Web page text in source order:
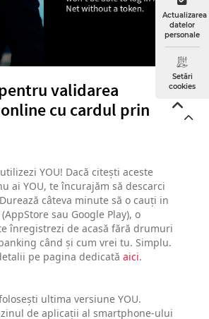
Actualizarea
datelor
personale
Setări
cookies
validarea
cu cardul prin
YOU! Dacă citești aceste
ai YOU, te încurajăm să descarci
câteva minute să o cauți in
sau Google Play), o
înregistrezi de acasă fără drumuri
când și cum vrei tu. Simplu.
pe pagina dedicată aici.
ultima versiune YOU.
de aplicații al smartphone-ului